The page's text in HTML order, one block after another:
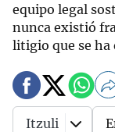
equipo legal
nunca existió
litigio que se
Itzuli